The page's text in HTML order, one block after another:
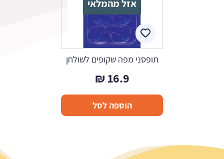
אזל מהמלאי
תופסני מפה שקופים לשולחן
16.9
₪
הוספה לסל